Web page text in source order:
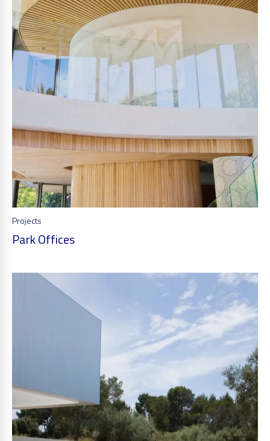
Projects
Park Offices